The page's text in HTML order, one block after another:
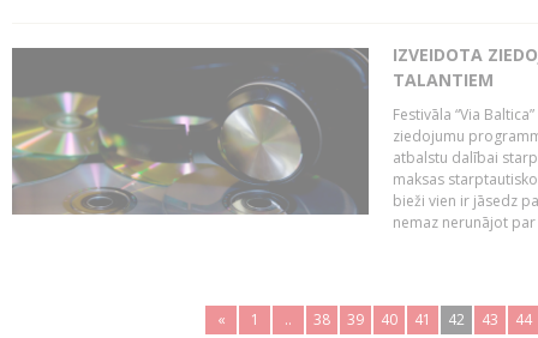
IZVEIDOTA
TALANTIEM
Festivāla “Via
ziedojumu
atbalstu dalībai
maksas
bieži vien ir jāsedz
nemaz nerunājot
« 1 .. 38 39 40 41 42 43 44